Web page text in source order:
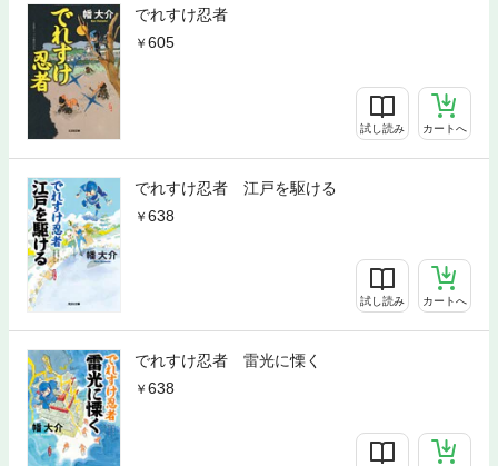
でれすけ忍者
605
試し読み カートへ
でれすけ忍者 江戸を駆ける
638
試し読み カートへ
でれすけ忍者 雷光に慄く
638